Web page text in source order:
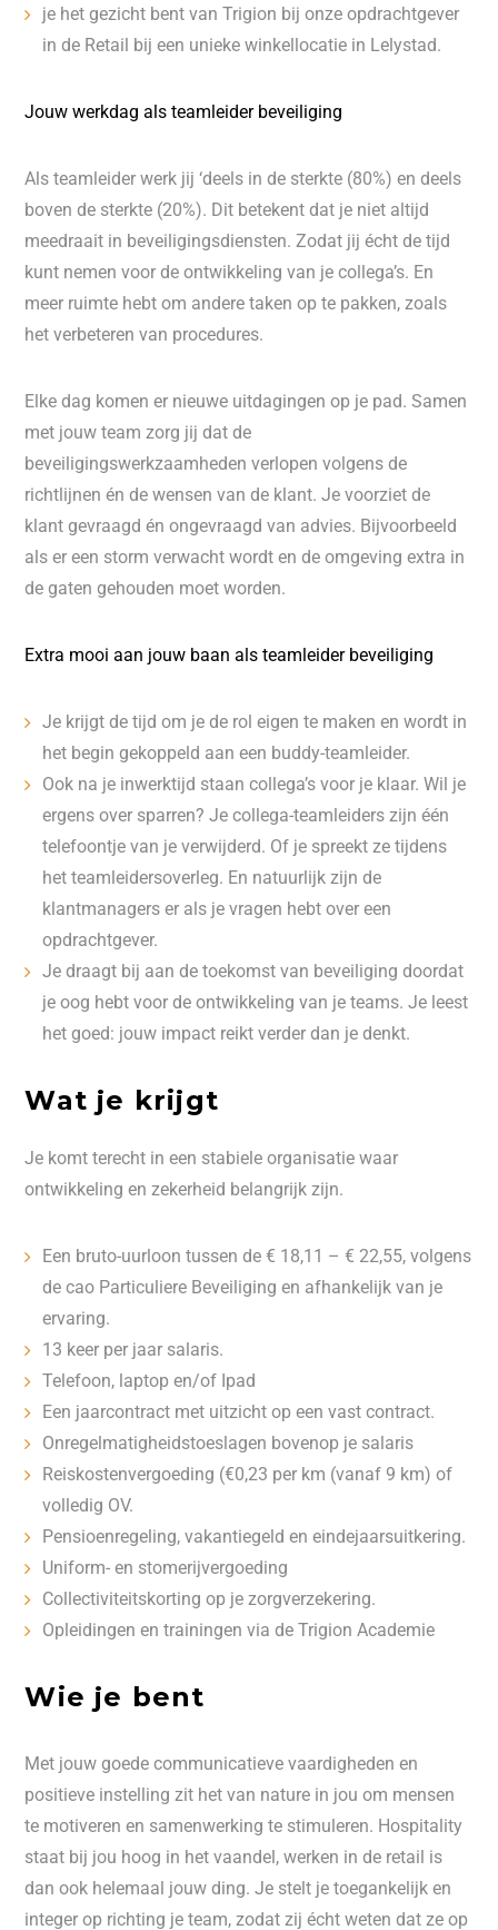
je het gezicht bent van Trigion bij onze opdrachtgever
in de Retail bij een unieke winkellocatie in Lelystad.
Jouw werkdag als teamleider beveiliging
Als teamleider werk jij ‘deels in de sterkte (80%) en deels
boven de sterkte (20%). Dit betekent dat je niet altijd
meedraait in beveiligingsdiensten. Zodat jij écht de tijd
kunt nemen voor de ontwikkeling van je collega’s. En
meer ruimte hebt om andere taken op te pakken, zoals
het verbeteren van procedures.
Elke dag komen er nieuwe uitdagingen op je pad. Samen
met jouw team zorg jij dat de
beveiligingswerkzaamheden verlopen volgens de
richtlijnen én de wensen van de klant. Je voorziet de
klant gevraagd én ongevraagd van advies. Bijvoorbeeld
als er een storm verwacht wordt en de omgeving extra in
de gaten gehouden moet worden.
Extra mooi aan jouw baan als teamleider beveiliging
Je krijgt de tijd om je de rol eigen te maken en wordt in
het begin gekoppeld aan een buddy-teamleider.
Ook na je inwerktijd staan collega’s voor je klaar. Wil je
ergens over sparren? Je collega-teamleiders zijn één
telefoontje van je verwijderd. Of je spreekt ze tijdens
het teamleidersoverleg. En natuurlijk zijn de
klantmanagers er als je vragen hebt over een
opdrachtgever.
Je draagt bij aan de toekomst van beveiliging doordat
je oog hebt voor de ontwikkeling van je teams. Je leest
het goed: jouw impact reikt verder dan je denkt.
Wat je krijgt
Je komt terecht in een stabiele organisatie waar
ontwikkeling en zekerheid belangrijk zijn.
Een bruto-uurloon tussen de € 18,11 – € 22,55, volgens
de cao Particuliere Beveiliging en afhankelijk van je
ervaring.
13 keer per jaar salaris.
Telefoon, laptop en/of Ipad
Een jaarcontract met uitzicht op een vast contract.
Onregelmatigheidstoeslagen bovenop je salaris
Reiskostenvergoeding (€0,23 per km (vanaf 9 km) of
volledig OV.
Pensioenregeling, vakantiegeld en eindejaarsuitkering.
Uniform- en stomerijvergoeding
Collectiviteitskorting op je zorgverzekering.
Opleidingen en trainingen via de Trigion Academie
Wie je bent
Met jouw goede communicatieve vaardigheden en
positieve instelling zit het van nature in jou om mensen
te motiveren en samenwerking te stimuleren. Hospitality
staat bij jou hoog in het vaandel, werken in de retail is
dan ook helemaal jouw ding. Je stelt je toegankelijk en
integer op richting je team, zodat zij écht weten dat ze op